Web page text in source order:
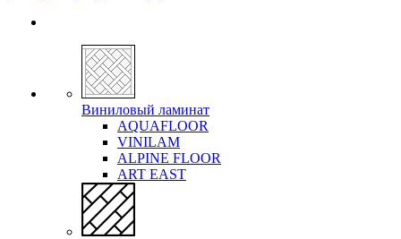
Виниловый ламинат
AQUAFLOOR
VINILAM
ALPINE FLOOR
ART EAST